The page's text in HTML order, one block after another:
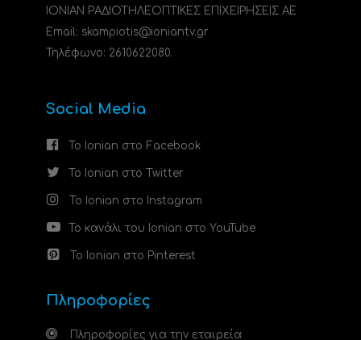
ΙΟΝΙΑΝ ΡΑΔΙΟΤΗΛΕΟΠΤΙΚΕΣ ΕΠΙΧΕΙΡΗΣΕΙΣ ΑΕ
Email: skampiotis@ioniantv.gr
Τηλέφωνο: 2610622080.
Social Media
Το Ionian στο Facebook
Το Ionian στο Twitter
Το Ionian στο Instagram
Το κανάλι του Ionian στο YouTube
Το Ionian στο Pinterest
Πληροφορίες
Πληροφορίες για την εταιρεία